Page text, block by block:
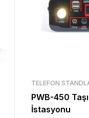
TELEFON
PWB-450
İstasyonu